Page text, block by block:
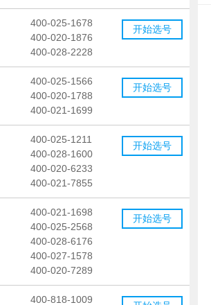
400-025-1678
400-020-1876
400-028-2228
开始选号
400-025-1566
400-020-1788
400-021-1699
开始选号
400-025-1211
400-028-1600
400-020-6233
400-021-7855
开始选号
400-021-1698
400-025-2568
400-028-6176
400-027-1578
400-020-7289
开始选号
400-818-1009